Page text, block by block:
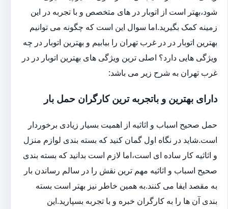
شود،بهتر است از اتوبار در های متخصص و با تجربه در این
زمینه کمک بگیرید.اما سوال این است که چگونه می توانیم
بهترین اتوبار در در غرب تهران را بیابیم و بهترین اتوبار در چه
ویژگی هایی دارد؟ اصلی ترین ویژگی های بهترین اتوبار در در
غرب تهران به شرح زیر می باشد:
دارای بهترین و باتجربه ترین کارگران حمل بار
حمل صحیح اسباب و اثاثیه از اهمیت بسیار زیادی برخوردار
است.شاید در نگاه اول گمان کنید که بسته بندی لوازم منزل
و اثاثیه کار ساده ای است،اما لازم است بدانید که بسته بندی
صحیح اسباب و اثاثیه مهم ترین نقش را در سالم رساندن بار
به مقصد ایفا می کنند.به همین خاطر نیز بهتر است بسته
بندی آن ها را به کارگران خبره و با تجربه بسپارید.این